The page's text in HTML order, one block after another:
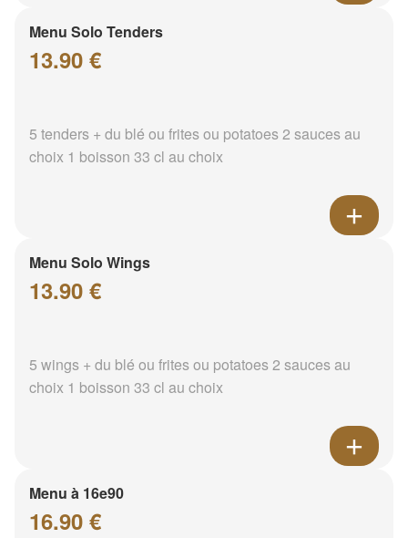
Menu Solo Tenders
13.90 €
5 tenders + du blé ou frites ou potatoes 2 sauces au
choix 1 boisson 33 cl au choix
Menu Solo Wings
13.90 €
5 wings + du blé ou frites ou potatoes 2 sauces au
choix 1 boisson 33 cl au choix
Menu à 16e90
16.90 €